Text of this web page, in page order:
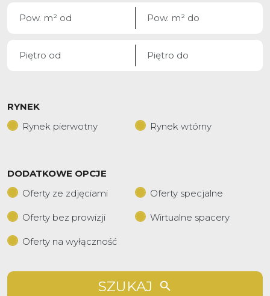
RYNEK
Rynek pierwotny
Rynek wtórny
DODATKOWE OPCJE
Oferty ze zdjęciami
Oferty specjalne
Oferty bez prowizji Wirtualne spacery
Oferty na wyłączność
SZUKAJ